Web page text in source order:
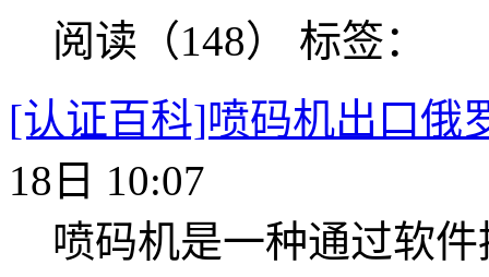
阅读（148） 标签：
[认证百科]喷码机出口俄
18日 10:07
喷码机是一种通过软